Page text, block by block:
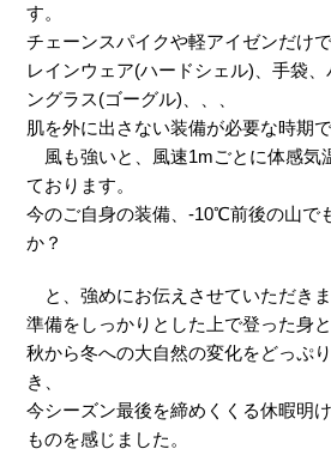
す。
チェーンスパイクや軽アイゼンだけで
レインウェア(ハードシェル)、手袋
ングラス(ゴーグル)、、、
肌を外に出さない装備が必要な時期で
風も強いと、風速1mごとに体感気
ております。
今のご自身の装備、-10℃前後の山で
か？
と、強めにお伝えさせていただきま
準備をしっかりとした上で登った身と
秋から冬への大自然の変化をどっぷ
き、
今シーズン最後を締めくくる休暇明
ものを感じました。